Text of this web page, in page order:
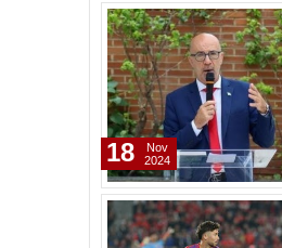
18
Nov
2024